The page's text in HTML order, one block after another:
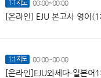
1:1지도 00:00~00:00
[온라인] EJU 본고사 영어
1:1지도 00:00~00:00
[온라인]EJU와세다-일본어